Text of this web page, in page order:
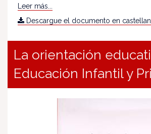
Leer más...
Descargue el documento en
La orientación
Educación Infantil y